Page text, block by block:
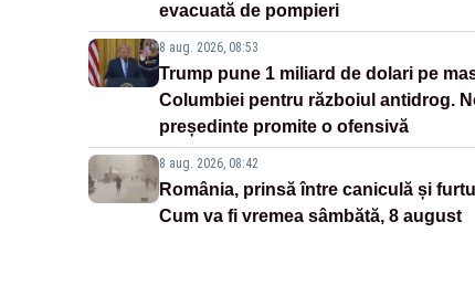
evacuată de pompieri
8 aug. 2026, 08:53
Trump pune 1 miliard de dolari pe
Columbiei pentru războiul antidrog.
președinte promite o ofensivă
8 aug. 2026, 08:42
România, prinsă între caniculă și
Cum va fi vremea sâmbătă, 8 august